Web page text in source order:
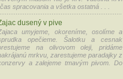
spracovania a všetka ostatná . . .
dusený v pive
umyjeme, okoreníme, osolíme a
opečieme. Šalotku a cesnak
na olivovom oleji, pridáme
mrkvu, zarestujeme paradajky z
a zalejeme tmavým pivom. Do